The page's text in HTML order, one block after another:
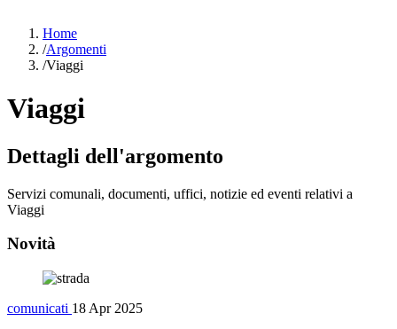
Home
/Argomenti
/Viaggi
Viaggi
Dettagli dell'argomento
Servizi comunali, documenti, uffici, notizie ed eventi relativi a
Viaggi
Novità
comunicati 18 Apr 2025